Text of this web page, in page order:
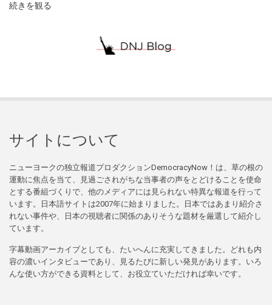
続きを観る
サイトについて
ニューヨークの独立報道プロダクションDemocracyNow！は、草の根の
運動に焦点を当て、見過ごされがちな当事者の声をとどけることを使命
とする番組づくりで、他のメディアには見られない特異な報道を行って
います。日本語サイトは2007年に始まりました。日本ではあまり紹介さ
れない事件や、日本の視聴者に関係のありそうな題材を厳選して紹介し
ています。
字幕動画アーカイブとしても、たいへんに充実してきました。どれも内
容の濃いインタビューであり、見るたびに新しい発見があります。いろ
んな使い方ができる資料として、お役立ていただければ幸いです。